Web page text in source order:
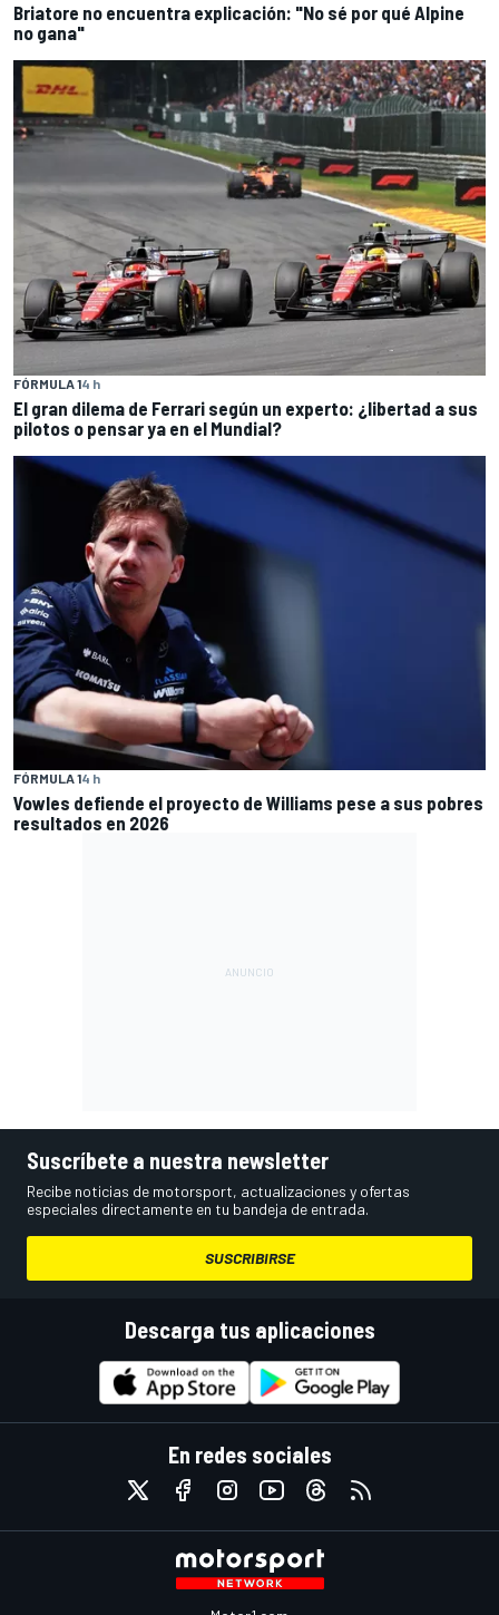
Briatore no encuentra explicación: "No sé por qué Alpine
no gana"
FÓRMULA 14 h
El gran dilema de Ferrari según un experto: ¿libertad a sus
pilotos o pensar ya en el Mundial?
FÓRMULA 14 h
Vowles defiende el proyecto de Williams pese a sus pobres
resultados en 2026
Suscríbete a nuestra newsletter
Recibe noticias de motorsport, actualizaciones y ofertas
especiales directamente en tu bandeja de entrada.
SUSCRIBIRSE
Descarga tus aplicaciones
En redes sociales